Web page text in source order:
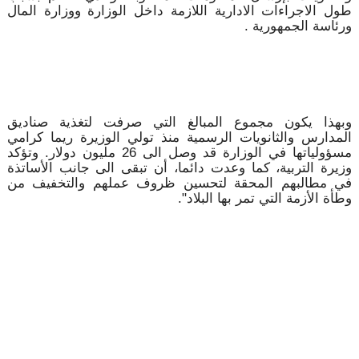
طول الاجراءات الادارية اللازمة داخل الوزارة ووزارة المال
ورئاسة الجمهورية .
وبهذا يكون مجموع المبالغ التي صرفت لتغذية صناديق
المدارس والثانويات الرسمية منذ تولي الوزيرة ريما كرامي
مسؤولياتها في الوزارة قد وصل الى 26 مليون دولار. وتؤكد
وزيرة التربية، كما وعدت دائما، أن تبقى الى جانب الأساتذة
في مطالبهم المحقة لتحسين ظروف عملهم والتخفيف من
وطأة الأزمة التي تمر بها البلاد".